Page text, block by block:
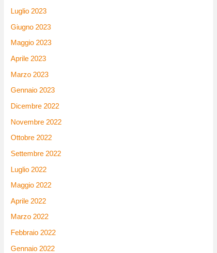
Luglio 2023
Giugno 2023
Maggio 2023
Aprile 2023
Marzo 2023
Gennaio 2023
Dicembre 2022
Novembre 2022
Ottobre 2022
Settembre 2022
Luglio 2022
Maggio 2022
Aprile 2022
Marzo 2022
Febbraio 2022
Gennaio 2022